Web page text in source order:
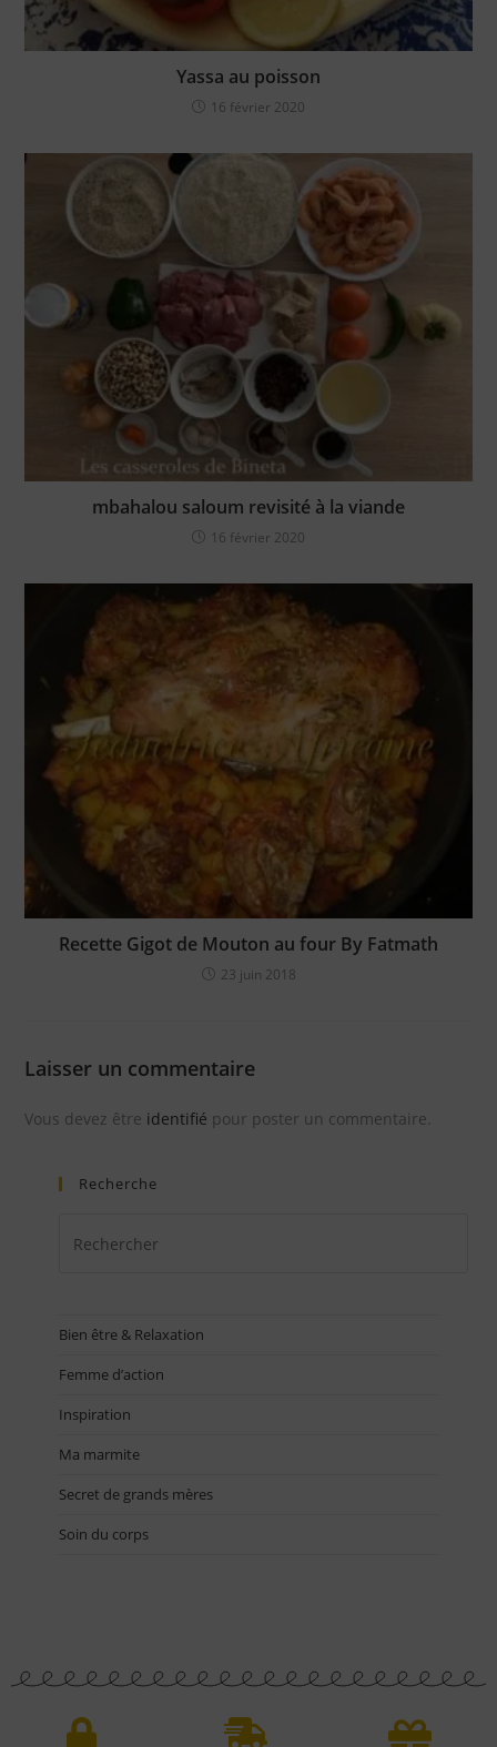
Yassa au poisson
16 février 2020
mbahalou saloum revisité à la viande
16 février 2020
Recette Gigot de Mouton au four By Fatmath
23 juin 2018
Laisser un commentaire
Vous devez être identifié pour poster un commentaire.
Recherche
Bien être & Relaxation
Femme d’action
Inspiration
Ma marmite
Secret de grands mères
Soin du corps